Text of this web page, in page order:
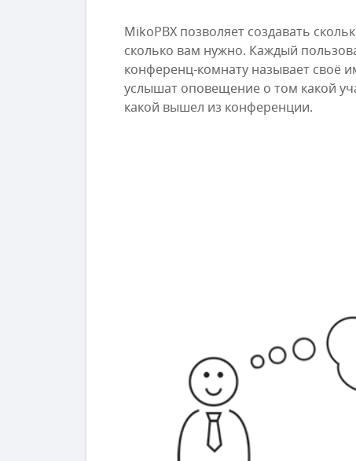
MikoPBX позволяет создавать
сколько вам нужно. Каждый
конференц-комнату называет своё
услышат оповещение о том какой
какой вышел из конференции.